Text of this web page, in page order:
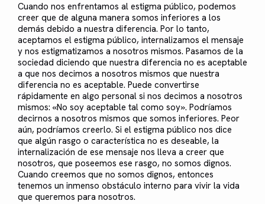
Cuando nos enfrentamos al estigma público, podemos
creer que de alguna manera somos inferiores a los
demás debido a nuestra diferencia. Por lo tanto,
aceptamos el estigma público, internalizamos el mensaje
y nos estigmatizamos a nosotros mismos. Pasamos de la
sociedad diciendo que nuestra diferencia no es aceptable
a que nos decimos a nosotros mismos que nuestra
diferencia no es aceptable. Puede convertirse
rápidamente en algo personal si nos decimos a nosotros
mismos: «No soy aceptable tal como soy». Podríamos
decirnos a nosotros mismos que somos inferiores. Peor
aún, podríamos creerlo. Si el estigma público nos dice
que algún rasgo o característica no es deseable, la
internalización de ese mensaje nos lleva a creer que
nosotros, que poseemos ese rasgo, no somos dignos.
Cuando creemos que no somos dignos, entonces
tenemos un inmenso obstáculo interno para vivir la vida
que queremos para nosotros.